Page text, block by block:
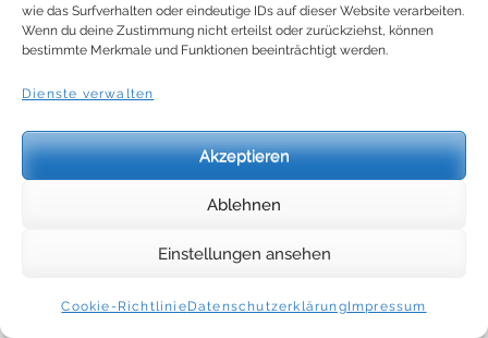
wie das Surfverhalten oder eindeutige IDs auf dieser Website verarbeiten.
Wenn du deine Zustimmung nicht erteilst oder zurückziehst, können
bestimmte Merkmale und Funktionen beeinträchtigt werden.
Dienste verwalten
Akzeptieren
Ablehnen
Einstellungen ansehen
Cookie-RichtlinieDatenschutzerklärungImpressum
© Candol Produktions- und HandelsgesmbH.